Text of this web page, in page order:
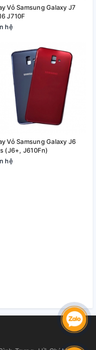
Vỏ Samsung Galaxy J7
J710F
hệ
Vỏ Samsung Galaxy J6
(J6+, J610Fn)
hệ